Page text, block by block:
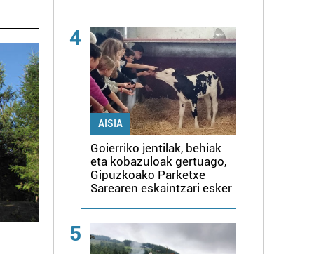
4
AISIA
Goierriko jentilak, behiak
eta kobazuloak gertuago,
Gipuzkoako Parketxe
Sarearen eskaintzari esker
5